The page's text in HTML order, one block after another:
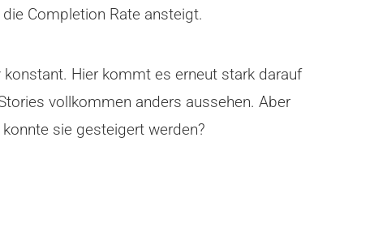
Completion Rate ansteigt.
Hier kommt es erneut stark darauf
vollkommen anders aussehen. Aber
sie gesteigert werden?